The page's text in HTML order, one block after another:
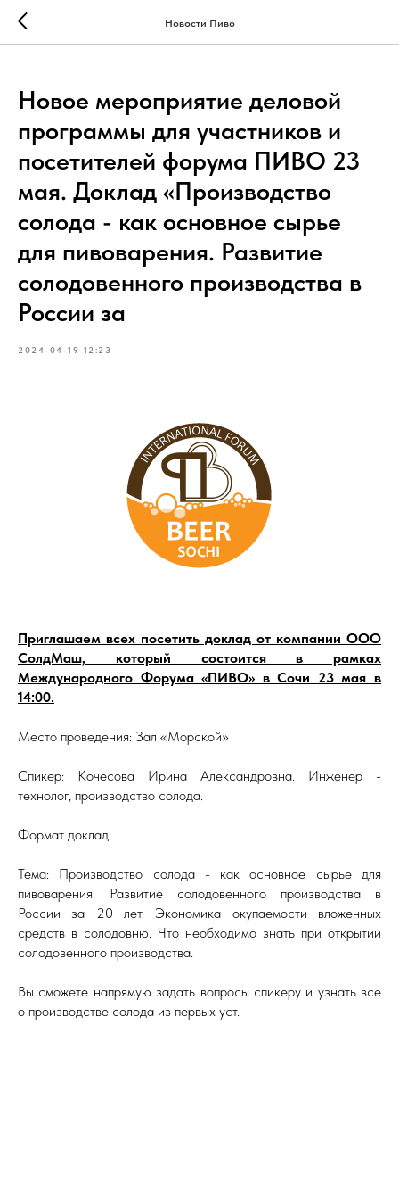
Новости Пиво
Новое мероприятие деловой
программы для участников и
посетителей форума ПИВО 23
мая. Доклад «Производство
солода - как основное сырье
для пивоварения. Развитие
солодовенного производства в
России за
2024-04-19 12:23
Приглашаем всех посетить доклад от компании ООО
СолдМаш, который состоится в рамках
Международного Форума «ПИВО» в Сочи 23 мая в
14:00.
Место проведения: Зал «Морской»
Спикер: Кочесова Ирина Александровна. Инженер -
технолог, производство солода.
Формат доклад.
Тема: Производство солода - как основное сырье для
пивоварения. Развитие солодовенного производства в
России за 20 лет. Экономика окупаемости вложенных
средств в солодовню. Что необходимо знать при открытии
солодовенного производства.
Вы сможете напрямую задать вопросы спикеру и узнать все
о производстве солода из первых уст.